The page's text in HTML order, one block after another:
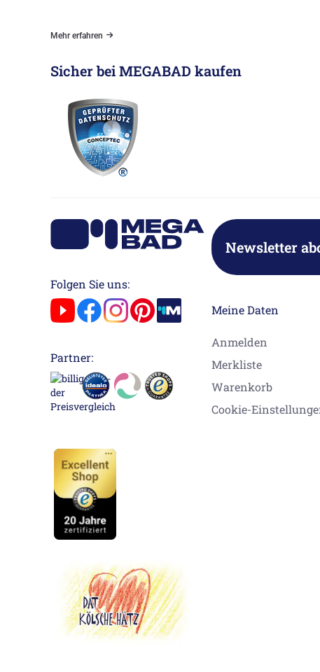
Mehr erfahren
Sicher bei MEGABAD kaufen
Folgen Sie uns:
Partner:
Newsletter
Meine Daten
Anmelden
Merkliste
Warenkorb
Cookie-